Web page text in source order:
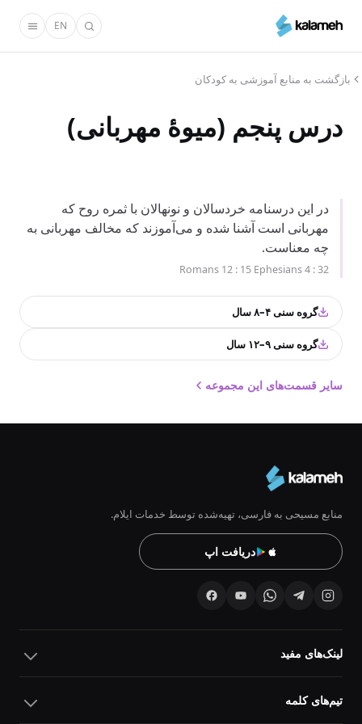
محتوای
EN
بازگشت به منابع آموزشی به کودکان
درس پنجم (میوهٔ مهربانی)
در این درسنامه خردسالان و نونهالان با ثمره روح که
مهربانی است آشنا شده و می‌آموزند که مخالف مهربانی به
چه معناست.
Romans 12 : 15 Ephesians 4 : 32
گروه سنی ۴–۸ سال
گروه سنی ۹–۱۲ سال
سایر قسمت‌های این مجموعه
منابع مسیحی به فارسی، تهیه‌شده توسط خدمات ایلام.
دریافت اپ
لینک‌های مفید
تیم‌های کلمه